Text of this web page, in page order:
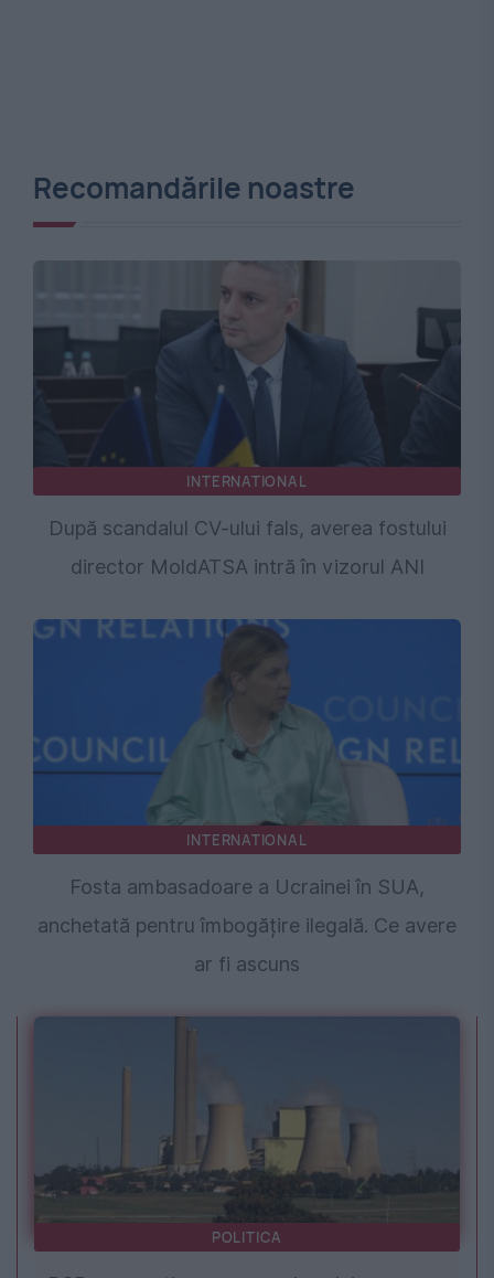
Recomandările noastre
INTERNATIONAL
După scandalul CV-ului fals, averea fostului
director MoldATSA intră în vizorul ANI
INTERNATIONAL
Fosta ambasadoare a Ucrainei în SUA,
anchetată pentru îmbogățire ilegală. Ce avere
ar fi ascuns
POLITICA